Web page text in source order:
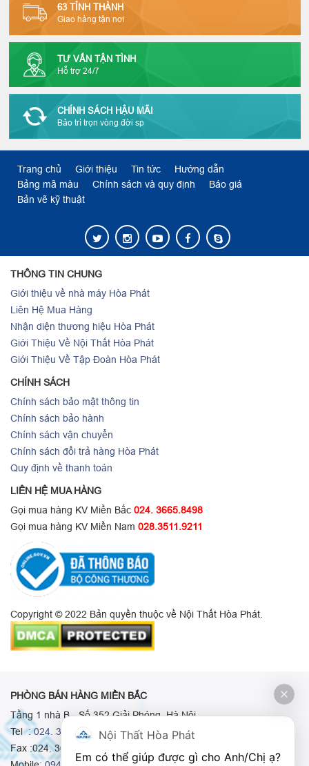
63 TỈNH THÀNH
Giao hàng tận nơi
TƯ VẤN TẬN TÌNH
Hỗ trợ 24/7
CHÍNH SÁCH HẬU MÃI
Bảo trì trọn vòng đời sp
Trang chủ Giới thiệu Tin tức
Hướng dẫn
Bảng mã màu
Chính sách và quy định
Báo giá
Bản vẽ kỹ thuật
THÔNG TIN CHUNG
Giới thiệu về nhà máy Hòa Phát
Liên Hệ Mua Hàng
Nhận diện thương hiệu Hòa Phát
Giới Thiệu Về Nội Thất Hòa Phát
Giới Thiệu Về Tập Đoàn Hòa Phát
CHÍNH SÁCH
Chính sách bảo mật thông tin
Chính sách bảo hành
Chính sách vận chuyển
Chính sách đổi trả hàng Hòa Phát
Quy định về thanh toán
LIÊN HỆ MUA HÀNG
Gọi mua hàng KV Miền Bắc 024. 3665.8498
Gọi mua hàng KV Miền Nam 028.3511.9211
Copyright © 2022 Bản quyền thuộc về Nội Thất Hòa Phát.
PHÒNG BÁN HÀNG MIỀN BẮC
Tầng 1 nhà B - Số 352 Giải Phóng, Hà Nội
Tel :024. 3665 8498-024. 3665 8966-024. 3665 8993
Fax :024. 3664.9379
Nội Thất Hòa Phát